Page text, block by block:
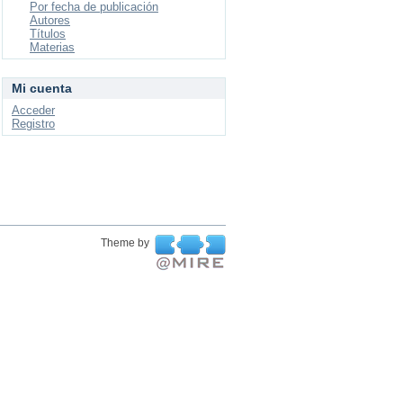
Por fecha de publicación
Autores
Títulos
Materias
Mi cuenta
Acceder
Registro
Theme by